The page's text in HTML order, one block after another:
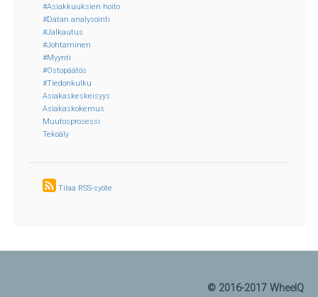
#Asiakkuuksien hoito
#Datan analysointi
#Jalkautus
#Johtaminen
#Myynti
#Ostopäätös
#Tiedonkulku
Asiakaskeskeisyys
Asiakaskokemus
Muutosprosessi
Tekoäly
Tilaa RSS-syöte
© 2016-2017 WheelQ